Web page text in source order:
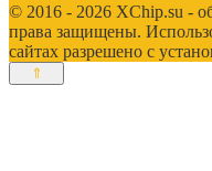
© 2016 - 2026 XChip.su -
права защищены.
сайтах разрешено с